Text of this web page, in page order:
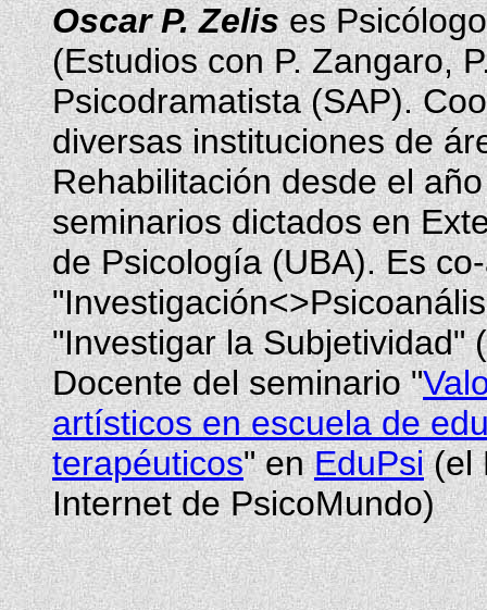
Oscar P. Zelises
(Estudios con P. Zangaro,
Psicodramatista (SAP).
diversas instituciones de
Rehabilitación desde el
seminarios dictados en
de Psicología (UBA). Es
"Investigar la Subjetividad"
Docente del seminario "
artísticos en escuela de
terapéuticos" enEduPsi(el
Internet de PsicoMundo)